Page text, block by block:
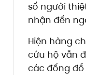
số người
nhận đến
Hiện hàng
cứu hộ vẫn
các đống